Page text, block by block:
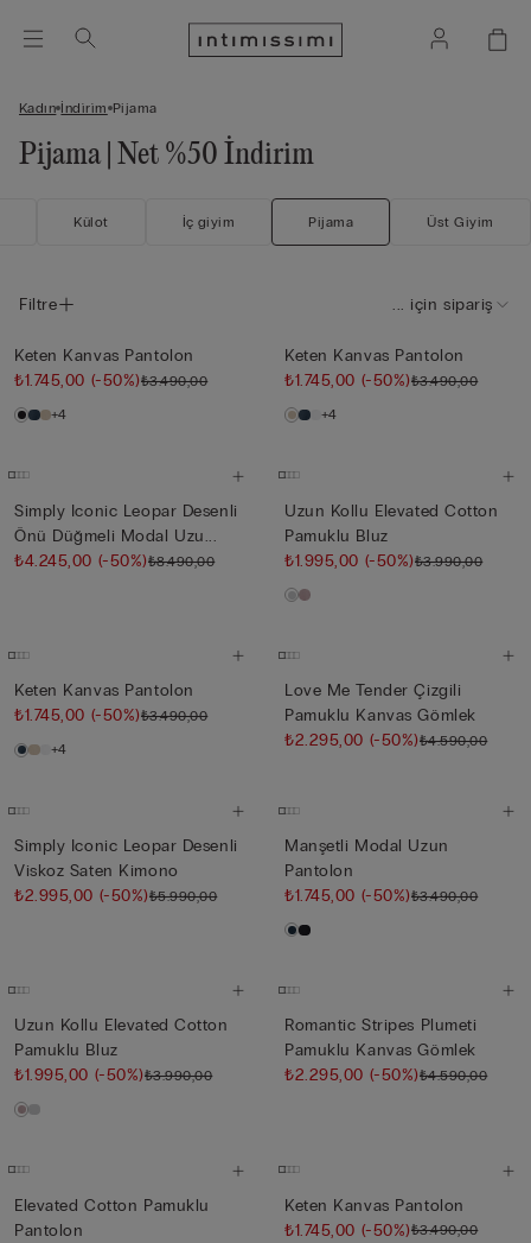
Kadın İndi̇ri̇m Pijama
Pijama | Net %50 İndirim
Külot İç giyim Pijama Üst Giyim
Filtre ... için sipariş
Keten Kanvas Pantolon
₺1.745,00 (-50%)₺3.490,00
+4
Keten Kanvas Pantolon
₺1.745,00 (-50%)₺3.490,00
+4
Simply Iconic Leopar Desenli
Önü Düğmeli Modal Uzu...
₺4.245,00 (-50%)₺8.490,00
Uzun Kollu Elevated Cotton
Pamuklu Bluz
₺1.995,00 (-50%)₺3.990,00
Keten Kanvas Pantolon
₺1.745,00 (-50%)₺3.490,00
+4
Love Me Tender Çizgili
Pamuklu Kanvas Gömlek
₺2.295,00 (-50%)₺4.590,00
Simply Iconic Leopar Desenli
Viskoz Saten Kimono
₺2.995,00 (-50%)₺5.990,00
Manşetli Modal Uzun
Pantolon
₺1.745,00 (-50%)₺3.490,00
Uzun Kollu Elevated Cotton
Pamuklu Bluz
₺1.995,00 (-50%)₺3.990,00
Romantic Stripes Plumeti
Pamuklu Kanvas Gömlek
₺2.295,00 (-50%)₺4.590,00
Elevated Cotton Pamuklu
Pantolon
Keten Kanvas Pantolon
₺1.745,00 (-50%)₺3.490,00